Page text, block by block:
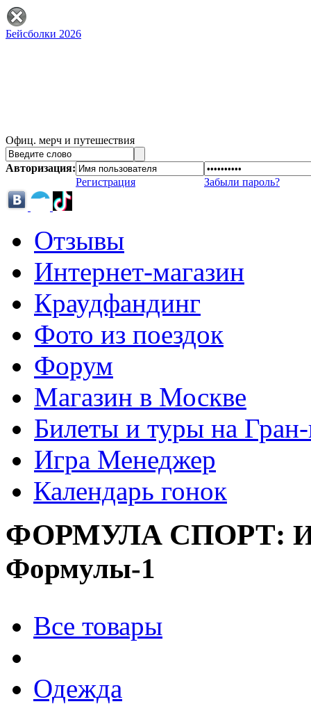
Бейсболки 2026
Офиц. мерч и путешествия
Авторизация:
Регистрация
Забыли пароль?
Отзывы
Интернет-магазин
Краудфандинг
Фото из поездок
Форум
Магазин в Москве
Билеты и туры на
Игра Менеджер
Календарь гонок
ФОРМУЛА СПОРТ:
Формулы-1
Все товары
Одежда